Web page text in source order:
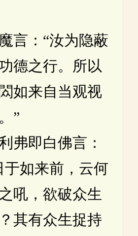
：“汝为隐蔽
德之行。所以
如来自当观视
”
即白佛言：
于如来前，云何
吼，欲破众生
其有众生捉持